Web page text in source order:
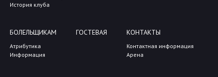
История клуба
БОЛЕЛЬЩИКАМ
Атрибутика
Информация
ГОСТЕВАЯ КОНТАКТЫ
Контактная информация
Арена